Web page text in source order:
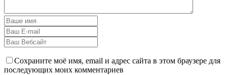
Сохраните моё имя, email и адрес сайта в этом браузере для
последующих моих комментариев